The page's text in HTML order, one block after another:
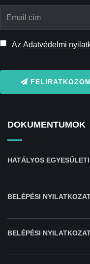
Az Adatvédelmi
FELIRATKOZOM
DOKUMENTUMOK
HATÁLYOS
BELÉPÉSI
BELÉPÉSI